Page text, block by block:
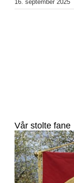
16. september 2025
Vår stolte fane